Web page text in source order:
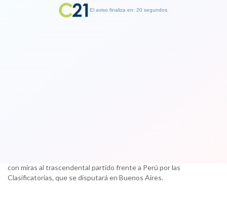
con miras al trascendental partido frente a Perú por las
Clasificatorias, que se disputará en Buenos Aires.
El aviso finaliza en: 19 segundos.